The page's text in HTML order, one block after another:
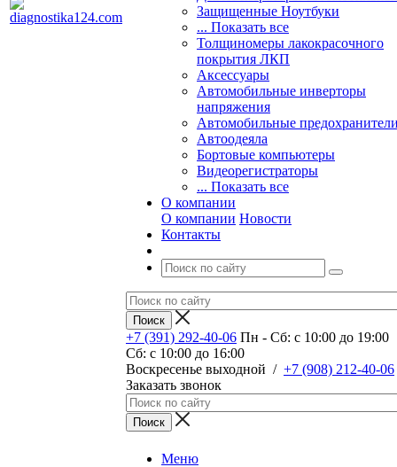
Защищенные Ноутбуки
... Показать все
Толщиномеры лакокрасочного
покрытия ЛКП
Аксессуары
Автомобильные инверторы
напряжения
Автомобильные
Автоодеяла
Бортовые компьютеры
Видеорегистраторы
... Показать все
О компании
О компании Новости
Контакты
+7 (391) 292-40-06 Пн - Сб: c 10:00 до 19:00
Сб: c 10:00 до 16:00
​Воскресенье выходной / +7 (908) 212-40-06
Заказать звонок
Меню